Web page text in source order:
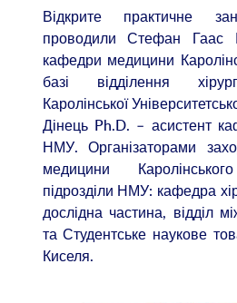
Відкрите практичне
проводили Стефан Гаас
кафедри медицини
базі відділення
Каролінської
Дінець Ph.D. – асистент
НМУ. Організаторами
медицини
підрозділи НМУ: кафедра
дослідна частина, відділ
та Студентське наукове
Киселя.